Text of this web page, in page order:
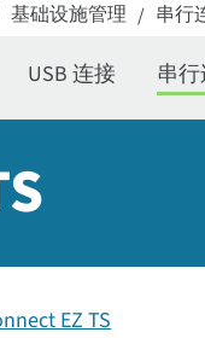
基础设施管理 / 串行
USB 连接 串
EZ TS